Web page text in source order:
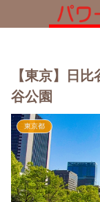
【東京】日
谷公園
東京都